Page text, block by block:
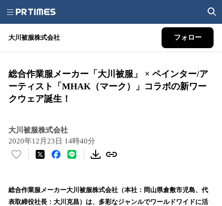
大川被服株式会社 フォロー
総合作業服メーカー「大川被服」 × ペインター/ア
ーティスト「MHAK（マーク）」コラボの新ワー
クウェア誕生！
大川被服株式会社
2020年12月23日 14時40分
い
！
数
総合作業服メーカー大川被服株式会社（本社：岡山県倉敷市児島、代
表取締役社長：大川克昌）は、多彩なジャンルでワールドワイドに活